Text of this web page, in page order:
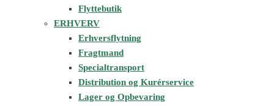
Flyttebutik
ERHVERV
Erhversflytning
Fragtmand
Specialtransport
Distribution og Kurérservice
Lager og Opbevaring